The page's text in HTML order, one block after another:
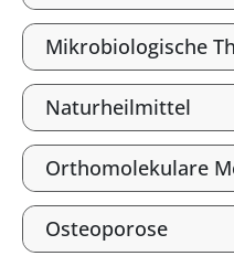
Mikrobiologische
Naturheilmittel
Orthomolekulare
Osteoporose